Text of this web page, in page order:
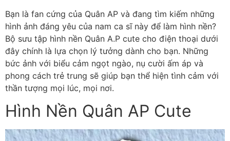
Bạn là fan cứng của Quân AP và đang tìm kiếm những
hình ảnh đáng yêu của nam ca sĩ này để làm hình nền?
Bộ sưu tập hình nền Quân A.P cute cho điện thoại dưới
đây chính là lựa chọn lý tưởng dành cho bạn. Những
bức ảnh với biểu cảm ngọt ngào, nụ cười ấm áp và
phong cách trẻ trung sẽ giúp bạn thể hiện tình cảm với
thần tượng mọi lúc, mọi nơi.
Hình Nền Quân AP Cute